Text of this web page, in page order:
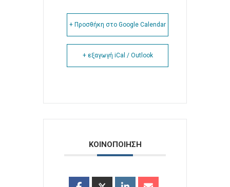
+ Προσθήκη στο Google Calendar
+ εξαγωγή iCal / Outlook
ΚΟΙΝΟΠΟΙΗΣΗ